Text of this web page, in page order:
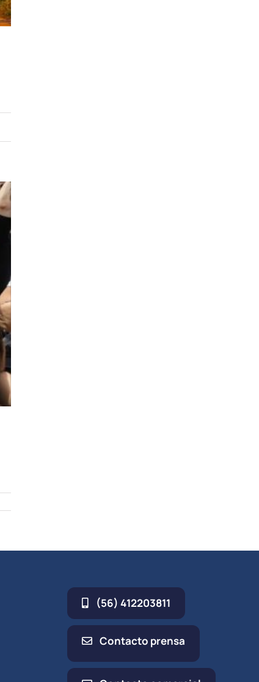
(56) 412203811
Contacto prensa